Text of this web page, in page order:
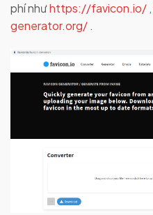
phí nhưhttps://favicon.io/,
generator.org/.